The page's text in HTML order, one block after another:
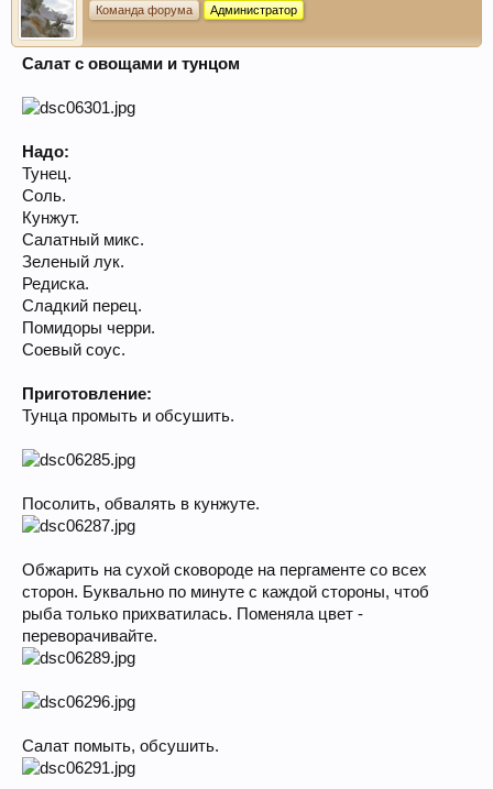
Команда форума Администратор
Салат с овощами и тунцом
Надо:
Тунец.
Соль.
Кунжут.
Салатный микс.
Зеленый лук.
Редиска.
Сладкий перец.
Помидоры черри.
Соевый соус.
Приготовление:
Тунца промыть и обсушить.
Посолить, обвалять в кунжуте.
Обжарить на сухой сковороде на пергаменте со всех
сторон. Буквально по минуте с каждой стороны, чтоб
рыба только прихватилась. Поменяла цвет -
переворачивайте.
Салат помыть, обсушить.